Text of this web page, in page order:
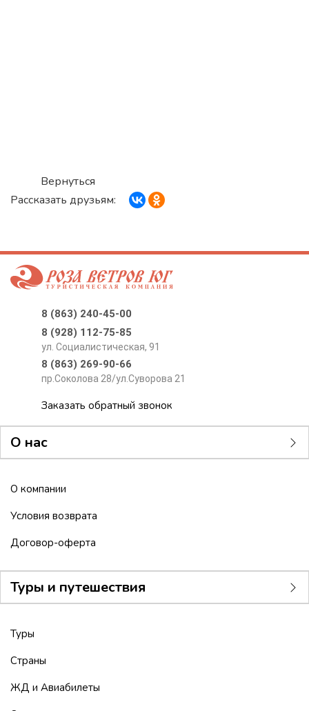
Вернуться
Рассказать друзьям:
8 (863) 240-45-00
8 (928) 112-75-85
ул. Социалистическая, 91
8 (863) 269-90-66
пр.Соколова 28/ул.Суворова 21
Заказать обратный звонок
О нас
О компании
Условия возврата
Договор-оферта
Туры и путешествия
Туры
Страны
ЖД и Авиабилеты